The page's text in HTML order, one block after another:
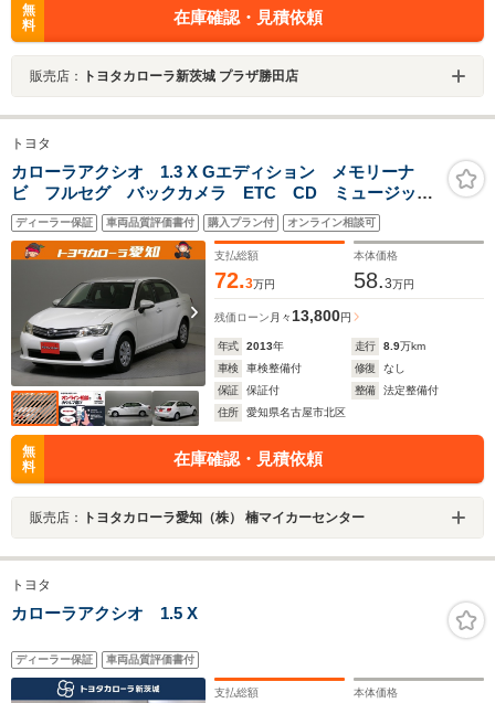
無
料
在庫確認・見積依頼
販売店： トヨタカローラ新茨城 プラザ勝田店
トヨタ
カローラアクシオ 1.3 X Gエディション メモリーナ
ビ フルセグ バックカメラ ETC CD ミュージック
プレイヤー接続 DVD再生 キーレス ワンオーナー
ディーラー保証 車両品質評価書付 購入プラン付 オンライン相談可
支払総額
72.3万円
本体価格
58.3万円
残価ローン 月々 13,800円
年式 2013年 走行 8.9万km
車検
車検整備付 修復
なし
保証
保証付 整備
法定整備付
住所
愛知県名古屋市北区
無
料
在庫確認・見積依頼
販売店： トヨタカローラ愛知（株） 楠マイカーセンター
トヨタ
カローラアクシオ 1.5 X
ディーラー保証 車両品質評価書付
支払総額 本体価格